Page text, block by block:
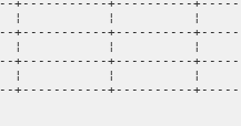
+-----------+----------
¦           ¦          ¦
+-----------+----------
¦           ¦          ¦
+-----------+----------
¦           ¦          ¦
+-----------+----------